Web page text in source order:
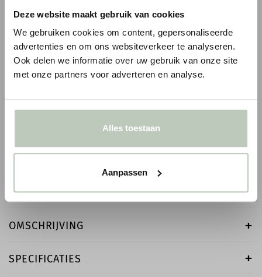
Deze website maakt gebruik van cookies
We gebruiken cookies om content, gepersonaliseerde
advertenties en om ons websiteverkeer te analyseren.
Ook delen we informatie over uw gebruik van onze site
met onze partners voor adverteren en analyse.
Alles toestaan
Aanpassen
1
● Voor 10.15 uur besteld, vandaag verzonden
- +
OMSCHRIJVING
SPECIFICATIES